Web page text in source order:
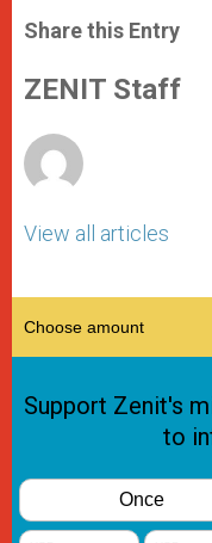
t
s
p
p
s
e
g
e
e
b
o
k
Share this Entry
ZENIT Staff
View all articles